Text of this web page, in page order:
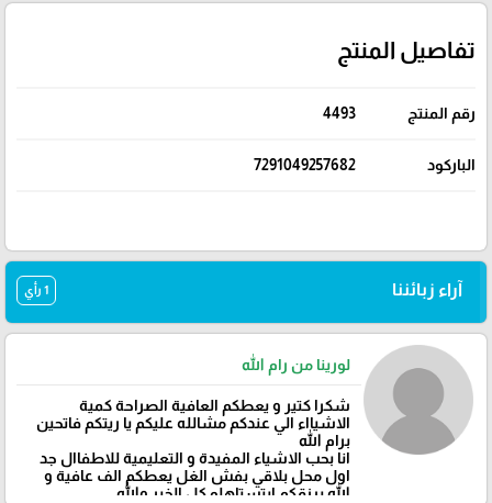
تفاصيل المنتج
رقم المنتج 4493
الباركود 7291049257682
آراء زبائننا 1 رأي
لورينا من رام الله
شكرا كتير و يعطكم العافية الصراحة كمية
الاشيااء الي عندكم مشالله عليكم يا ريتكم فاتحين
برام الله
انا بحب الاشياء المفيدة و التعليمية للاطفاال جد
اول محل بلاقي بفش الغل يعطكم الف عافية و
الله يرزقكم ابتستاهلو كل الخير والله